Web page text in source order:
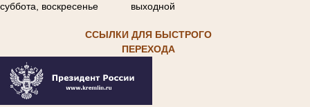
суббота, воскресенье
выходной
ССЫЛКИ ДЛЯ БЫСТРОГО
ПЕРЕХОДА